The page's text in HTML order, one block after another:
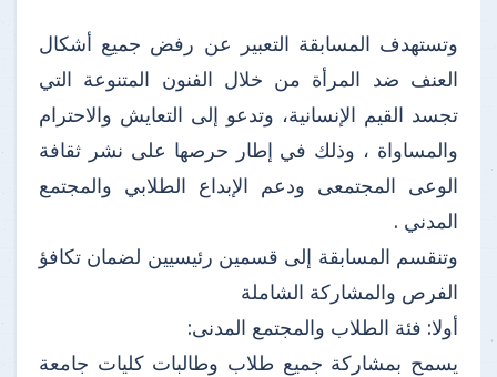
وتستهدف المسابقة التعبير عن رفض جميع أشكال
العنف ضد المرأة من خلال الفنون المتنوعة التي
تجسد القيم الإنسانية، وتدعو إلى التعايش والاحترام
والمساواة ، وذلك في إطار حرصها على نشر ثقافة
الوعى المجتمعى ودعم الإبداع الطلابي والمجتمع
المدني .
وتنقسم المسابقة إلى قسمين رئيسيين لضمان تكافؤ
الفرص والمشاركة الشاملة
أولا: فئة الطلاب والمجتمع المدنى:
يسمح بمشاركة جميع طلاب وطالبات كليات جامعة